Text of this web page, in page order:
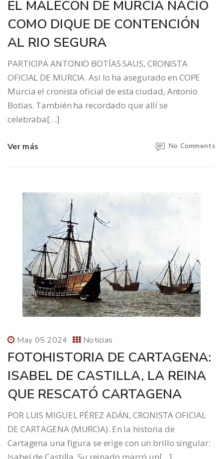
EL MALECÓN DE MURCIA NACIÓ
COMO DIQUE DE CONTENCIÓN
AL RIO SEGURA
PARTICIPA ANTONIO BOTÍAS SAUS, CRONISTA
OFICIAL DE MURCIA. Así lo ha asegurado en COPE
Murcia el cronista oficial de esta ciudad, Antonio
Botías. También ha recordado que allí se
celebraba[…]
Ver más No Comments
May 05 2024 Noticias
FOTOHISTORIA DE CARTAGENA:
ISABEL DE CASTILLA, LA REINA
QUE RESCATÓ CARTAGENA
POR LUIS MIGUEL PÉREZ ADÁN, CRONISTA OFICIAL
DE CARTAGENA (MURCIA). En la historia de
Cartagena una figura se erige con un brillo singular: